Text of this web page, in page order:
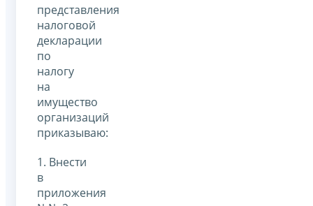
представления
налоговой
декларации
по
налогу
на
имущество
организаций
приказываю:
1. Внести
в
приложения